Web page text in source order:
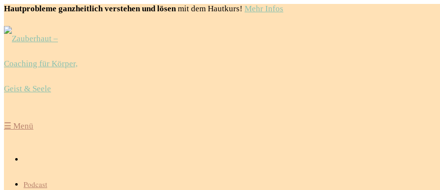
Hautprobleme ganzheitlich verstehen und lösenmit dem Hautkurs! Mehr Infos
☰ Menü
Podcast